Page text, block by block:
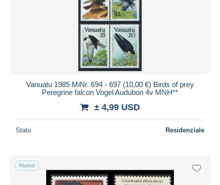
Vanuatu 1985 MiNr. 694 - 697 (10,00 €) Birds of prey
Peregrine falcon Vogel Audubon 4v MNH**
± 4,99 USD
Stato Residenziale
Nuovo